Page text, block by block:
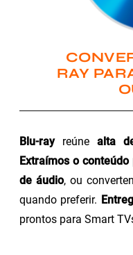
RAY
Blu-rayreúne alta
Extraímos o
de áudio, ou
quando preferir.
prontos para Smart